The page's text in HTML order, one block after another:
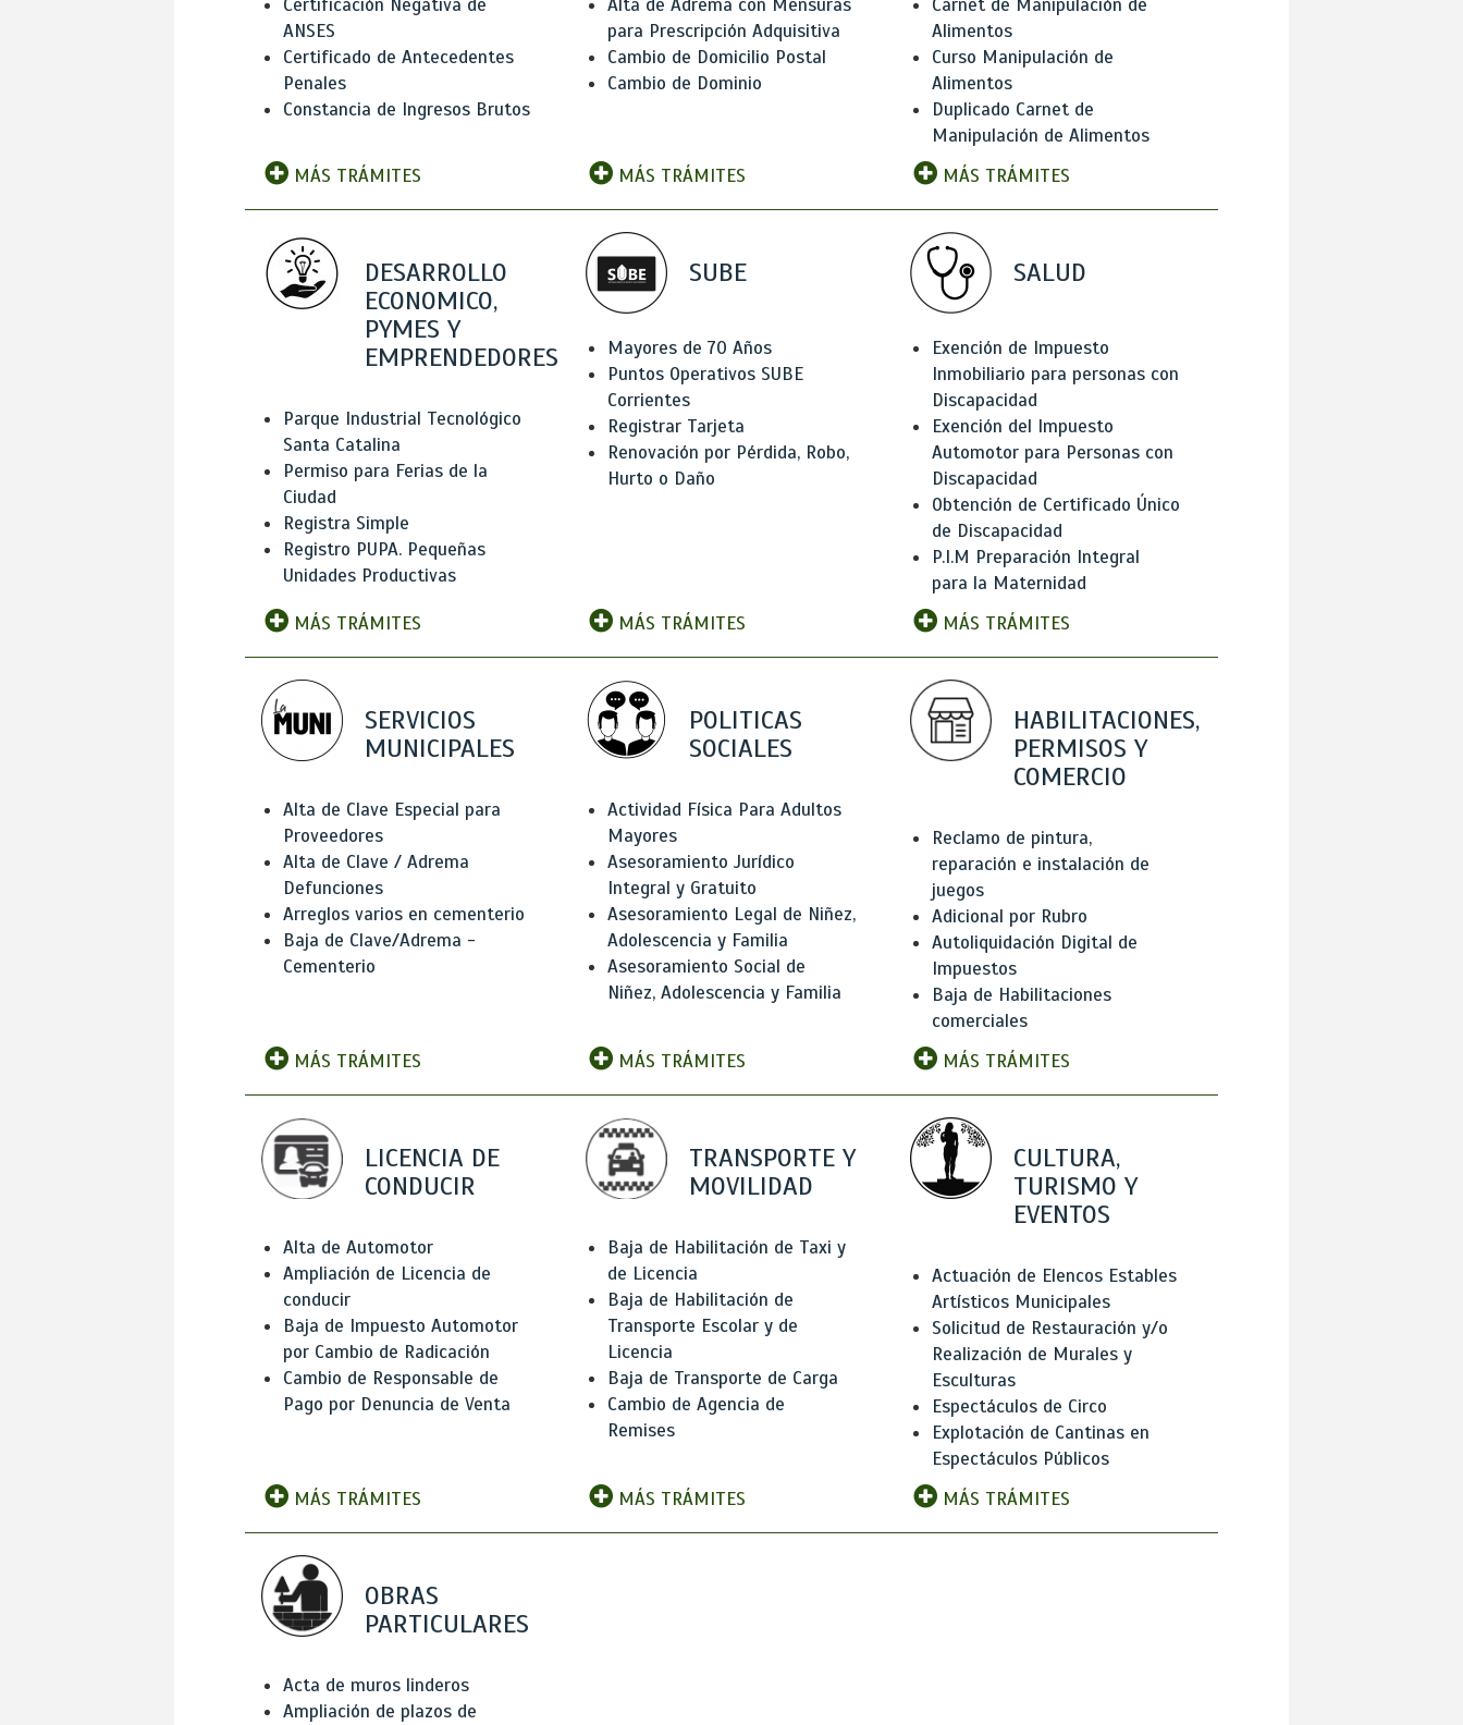
Certificación Negativa de
ANSES
Certificado de Antecedentes
Penales
Constancia de Ingresos Brutos
MÁS TRÁMITES
Alta de Adrema con Mensuras
para Prescripción Adquisitiva
Cambio de Domicilio Postal
Cambio de Dominio
MÁS TRÁMITES
Carnet de Manipulación de
Alimentos
Curso Manipulación de
Alimentos
Duplicado Carnet de
Manipulación de Alimentos
MÁS TRÁMITES
DESARROLLO
ECONOMICO,
PYMES Y
EMPRENDEDORES
Parque Industrial Tecnológico
Santa Catalina
Permiso para Ferias de la
Ciudad
Registra Simple
Registro PUPA. Pequeñas
Unidades Productivas
MÁS TRÁMITES
SUBE
Mayores de 70 Años
Puntos Operativos SUBE
Corrientes
Registrar Tarjeta
Renovación por Pérdida, Robo,
Hurto o Daño
MÁS TRÁMITES
SALUD
Exención de Impuesto
Inmobiliario para personas con
Discapacidad
Exención del Impuesto
Automotor para Personas con
Discapacidad
Obtención de Certificado Único
de Discapacidad
P.I.M Preparación Integral
para la Maternidad
MÁS TRÁMITES
SERVICIOS
MUNICIPALES
Alta de Clave Especial para
Proveedores
Alta de Clave / Adrema
Defunciones
Arreglos varios en cementerio
Baja de Clave/Adrema -
Cementerio
MÁS TRÁMITES
POLITICAS
SOCIALES
Actividad Física Para Adultos
Mayores
Asesoramiento Jurídico
Integral y Gratuito
Asesoramiento Legal de Niñez,
Adolescencia y Familia
Asesoramiento Social de
Niñez, Adolescencia y Familia
MÁS TRÁMITES
HABILITACIONES,
PERMISOS Y
COMERCIO
Reclamo de pintura,
reparación e instalación de
juegos
Adicional por Rubro
Autoliquidación Digital de
Impuestos
Baja de Habilitaciones
comerciales
MÁS TRÁMITES
LICENCIA DE
CONDUCIR
Alta de Automotor
Ampliación de Licencia de
conducir
Baja de Impuesto Automotor
por Cambio de Radicación
Cambio de Responsable de
Pago por Denuncia de Venta
MÁS TRÁMITES
TRANSPORTE Y
MOVILIDAD
Baja de Habilitación de Taxi y
de Licencia
Baja de Habilitación de
Transporte Escolar y de
Licencia
Baja de Transporte de Carga
Cambio de Agencia de
Remises
MÁS TRÁMITES
CULTURA,
TURISMO Y
EVENTOS
Actuación de Elencos Estables
Artísticos Municipales
Solicitud de Restauración y/o
Realización de Murales y
Esculturas
Espectáculos de Circo
Explotación de Cantinas en
Espectáculos Públicos
MÁS TRÁMITES
OBRAS
PARTICULARES
Acta de muros linderos
Ampliación de plazos de